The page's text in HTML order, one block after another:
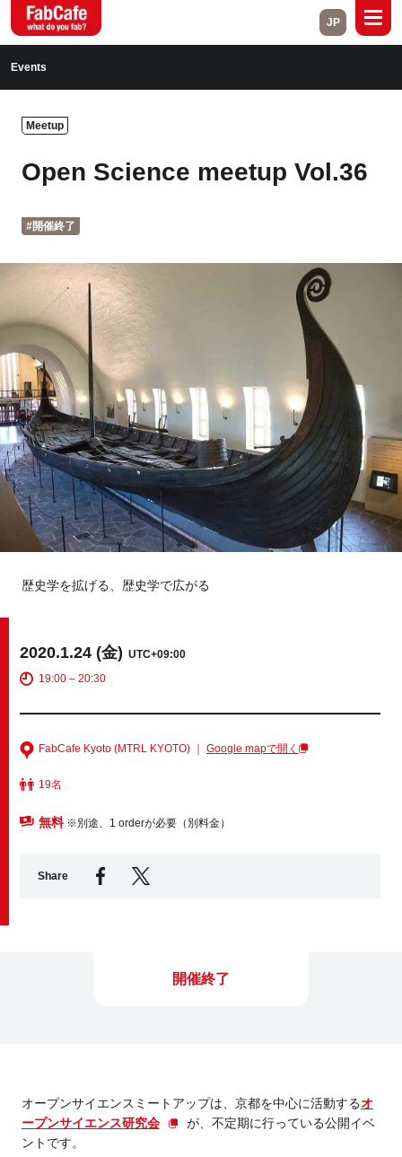
Contact
Tokyo Fuji
Nagoya Kyoto
Osaka
Chiba
Fukushima
Kuala Lumpur
JP
Events
Meetup
Open Science meetup Vol.36
#開催終了
歴史学を拡げる、歴史学で広がる
2020.1.24 (金) UTC+09:00
19:00 – 20:30
FabCafe Kyoto (MTRL KYOTO) ｜ Google mapで開く
19名
無料 ※別途、1 orderが必要（別料金）
Share
開催終了
オープンサイエンスミートアップは、京都を中心に活動するオ
ープンサイエンス研究会
が、不定期に行っている公開イベ
ントです。